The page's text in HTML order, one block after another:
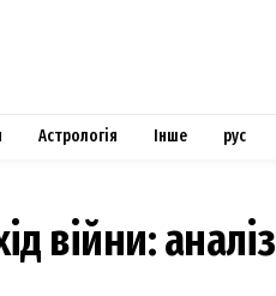
Астрологія Інше рус
війни: аналіз